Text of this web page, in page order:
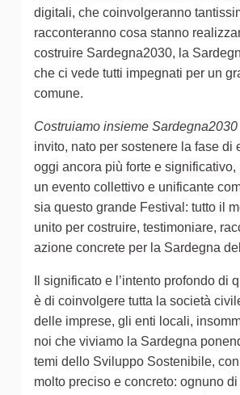
digitali, che coinvolgeranno
racconteranno cosa stanno
costruire Sardegna2030, la
che ci vede tutti impegnati per un
comune.
Costruiamo insieme Sardegna2030
invito, nato per sostenere la fase di
oggi ancora più forte e significativo,
un evento collettivo e unificante
sia questo grande Festival: tutto il
unito per costruire, testimoniare,
azione concrete per la Sardegna
Il significato e l’intento profondo di
è di coinvolgere tutta la società
delle imprese, gli enti locali,
noi che viviamo la Sardegna
temi dello Sviluppo Sostenibile,
molto preciso e concreto: ognuno